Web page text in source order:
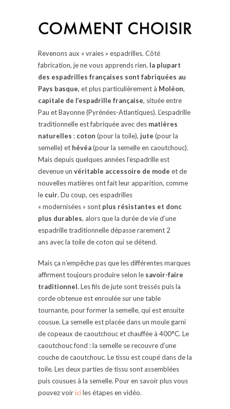
Revenons aux « vraies » espadrilles. Côté
fabrication, je ne vous apprends rien, la plupart
des espadrilles françaises sont fabriquées au
Pays basque, et plus particulièrement à Moléon,
capitale de l’espadrille française, située entre
Pau et Bayonne (Pyrénées-Atlantiques). L’espadrille
traditionnelle est fabriquée avec des matières
naturelles : coton (pour la toile), jute (pour la
semelle) et hévéa(pour la semelle en caoutchouc).
Mais depuis quelques années l’espadrille est
devenue un véritable accessoire de mode et de
nouvelles matières ont fait leur apparition, comme
le cuir. Du coup, ces espadrilles
« modernisées » sont plus résistantes et donc
plus durables, alors que la durée de vie d’une
espadrille traditionnelle dépasse rarement 2
ans avec la toile de coton qui se détend.
Mais ça n’empêche pas que les différentes marques
affirment toujours produire selon le savoir-faire
traditionnel. Les fils de jute sont tressés puis la
corde obtenue est enroulée sur une table
tournante, pour former la semelle, qui est ensuite
cousue. La semelle est placée dans un moule garni
de copeaux de caoutchouc et chauffée à 400°C. Le
caoutchouc fond : la semelle se recouvre d’une
couche de caoutchouc. Le tissu est coupé dans de la
toile. Les deux parties de tissu sont assemblées
puis cousues à la semelle. Pour en savoir plus vous
pouvez voiriciles étapes en vidéo.